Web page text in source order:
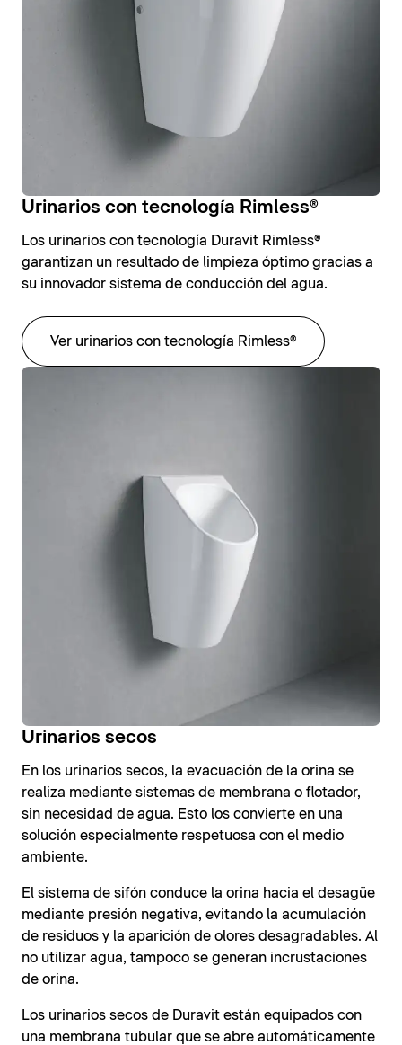
Urinarios con tecnología Rimless®
Los urinarios con tecnología Duravit Rimless®
garantizan un resultado de limpieza óptimo gracias a
su innovador sistema de conducción del agua.
Ver urinarios con tecnología Rimless®
Urinarios secos
En los urinarios secos, la evacuación de la orina se
realiza mediante sistemas de membrana o flotador,
sin necesidad de agua. Esto los convierte en una
solución especialmente respetuosa con el medio
ambiente.
El sistema de sifón conduce la orina hacia el desagüe
mediante presión negativa, evitando la acumulación
de residuos y la aparición de olores desagradables. Al
no utilizar agua, tampoco se generan incrustaciones
de orina.
Los urinarios secos de Duravit están equipados con
una membrana tubular que se abre automáticamente